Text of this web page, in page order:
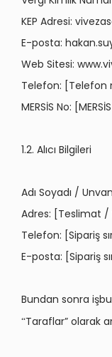
KEP Adresi:
E-posta:
Web Sitesi:
Telefon: [Telefon
MERSİS No:
1.2. Alıcı Bilgileri
Adı Soyadı / Unvan
Adres: [Teslimat
Telefon: [Sipariş
E-posta: [Sipariş
Bundan sonra
“Taraflar” olarak